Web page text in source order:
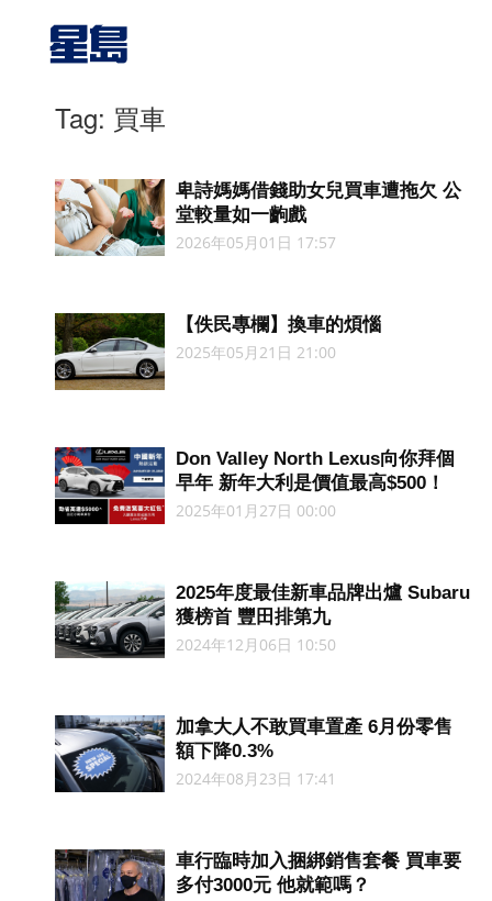
Tag: 買車
卑詩媽媽借錢助女兒買車遭拖欠 公
堂較量如一齣戲
2026年05月01日 17:57
【佚民專欄】換車的煩惱
2025年05月21日 21:00
Don Valley North Lexus向你拜個
早年 新年大利是價值最高$500！
2025年01月27日 00:00
2025年度最佳新車品牌出爐 Subaru
獲榜首 豐田排第九
2024年12月06日 10:50
加拿大人不敢買車置產 6月份零售
額下降0.3%
2024年08月23日 17:41
車行臨時加入捆綁銷售套餐 買車要
多付3000元 他就範嗎？